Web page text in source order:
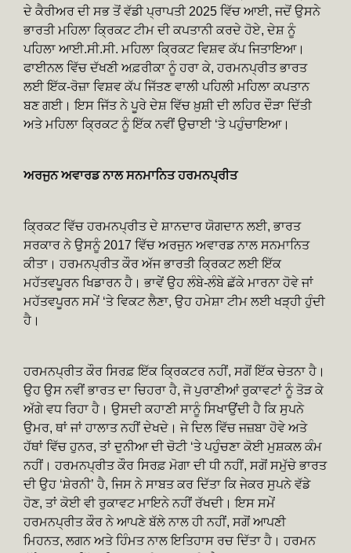
ਦੇ ਕੈਰੀਅਰ ਦੀ ਸਭ ਤੋਂ ਵੱਡੀ ਪ੍ਰਾਪਤੀ 2025 ਵਿੱਚ ਆਈ, ਜਦੋਂ ਉਸਨੇ
ਭਾਰਤੀ ਮਹਿਲਾ ਕ੍ਰਿਕਟ ਟੀਮ ਦੀ ਕਪਤਾਨੀ ਕਰਦੇ ਹੋਏ, ਦੇਸ਼ ਨੂੰ
ਪਹਿਲਾ ਆਈ.ਸੀ.ਸੀ. ਮਹਿਲਾ ਕ੍ਰਿਕਟ ਵਿਸ਼ਵ ਕੱਪ ਜਿਤਾਇਆ।
ਫਾਈਨਲ ਵਿੱਚ ਦੱਖਣੀ ਅਫ਼ਰੀਕਾ ਨੂੰ ਹਰਾ ਕੇ, ਹਰਮਨਪ੍ਰੀਤ ਭਾਰਤ
ਲਈ ਇੱਕ-ਰੋਜ਼ਾ ਵਿਸ਼ਵ ਕੱਪ ਜਿੱਤਣ ਵਾਲੀ ਪਹਿਲੀ ਮਹਿਲਾ ਕਪਤਾਨ
ਬਣ ਗਈ। ਇਸ ਜਿੱਤ ਨੇ ਪੂਰੇ ਦੇਸ਼ ਵਿੱਚ ਖ਼ੁਸ਼ੀ ਦੀ ਲਹਿਰ ਦੌੜਾ ਦਿੱਤੀ
ਅਤੇ ਮਹਿਲਾ ਕ੍ਰਿਕਟ ਨੂੰ ਇੱਕ ਨਵੀਂ ਉਚਾਈ ‘ਤੇ ਪਹੁੰਚਾਇਆ।
ਅਰਜੁਨ ਅਵਾਰਡ ਨਾਲ ਸਨਮਾਨਿਤ ਹਰਮਨਪ੍ਰੀਤ
ਕ੍ਰਿਕਟ ਵਿੱਚ ਹਰਮਨਪ੍ਰੀਤ ਦੇ ਸ਼ਾਨਦਾਰ ਯੋਗਦਾਨ ਲਈ, ਭਾਰਤ
ਸਰਕਾਰ ਨੇ ਉਸਨੂੰ 2017 ਵਿੱਚ ਅਰਜੁਨ ਅਵਾਰਡ ਨਾਲ ਸਨਮਾਨਿਤ
ਕੀਤਾ। ਹਰਮਨਪ੍ਰੀਤ ਕੌਰ ਅੱਜ ਭਾਰਤੀ ਕ੍ਰਿਕਟ ਲਈ ਇੱਕ
ਮਹੱਤਵਪੂਰਨ ਖਿਡਾਰਨ ਹੈ। ਭਾਵੇਂ ਉਹ ਲੰਬੇ-ਲੰਬੇ ਛੱਕੇ ਮਾਰਨਾ ਹੋਵੇ ਜਾਂ
ਮਹੱਤਵਪੂਰਨ ਸਮੇਂ ‘ਤੇ ਵਿਕਟ ਲੈਣਾ, ਉਹ ਹਮੇਸ਼ਾ ਟੀਮ ਲਈ ਖੜ੍ਹੀ ਹੁੰਦੀ
ਹੈ।
ਹਰਮਨਪ੍ਰੀਤ ਕੌਰ ਸਿਰਫ਼ ਇੱਕ ਕ੍ਰਿਕਟਰ ਨਹੀਂ, ਸਗੋਂ ਇੱਕ ਚੇਤਨਾ ਹੈ।
ਉਹ ਉਸ ਨਵੀਂ ਭਾਰਤ ਦਾ ਚਿਹਰਾ ਹੈ, ਜੋ ਪੁਰਾਣੀਆਂ ਰੁਕਾਵਟਾਂ ਨੂੰ ਤੋੜ ਕੇ
ਅੱਗੇ ਵਧ ਰਿਹਾ ਹੈ। ਉਸਦੀ ਕਹਾਣੀ ਸਾਨੂੰ ਸਿਖਾਉਂਦੀ ਹੈ ਕਿ ਸੁਪਨੇ
ਉਮਰ, ਥਾਂ ਜਾਂ ਹਾਲਾਤ ਨਹੀਂ ਦੇਖਦੇ। ਜੇ ਦਿਲ ਵਿੱਚ ਜਜ਼ਬਾ ਹੋਵੇ ਅਤੇ
ਹੱਥਾਂ ਵਿੱਚ ਹੁਨਰ, ਤਾਂ ਦੁਨੀਆ ਦੀ ਚੋਟੀ ‘ਤੇ ਪਹੁੰਚਣਾ ਕੋਈ ਮੁਸ਼ਕਲ ਕੰਮ
ਨਹੀਂ। ਹਰਮਨਪ੍ਰੀਤ ਕੌਰ ਸਿਰਫ਼ ਮੋਗਾ ਦੀ ਧੀ ਨਹੀਂ, ਸਗੋਂ ਸਮੁੱਚੇ ਭਾਰਤ
ਦੀ ਉਹ ‘ਸ਼ੇਰਨੀ’ ਹੈ, ਜਿਸ ਨੇ ਸਾਬਤ ਕਰ ਦਿੱਤਾ ਕਿ ਜੇਕਰ ਸੁਪਨੇ ਵੱਡੇ
ਹੋਣ, ਤਾਂ ਕੋਈ ਵੀ ਰੁਕਾਵਟ ਮਾਇਨੇ ਨਹੀਂ ਰੱਖਦੀ। ਇਸ ਸਮੇਂ
ਹਰਮਨਪ੍ਰੀਤ ਕੌਰ ਨੇ ਆਪਣੇ ਬੱਲੇ ਨਾਲ ਹੀ ਨਹੀਂ, ਸਗੋਂ ਆਪਣੀ
ਮਿਹਨਤ, ਲਗਨ ਅਤੇ ਹਿੰਮਤ ਨਾਲ ਇਤਿਹਾਸ ਰਚ ਦਿੱਤਾ ਹੈ। ਹਰਮਨ